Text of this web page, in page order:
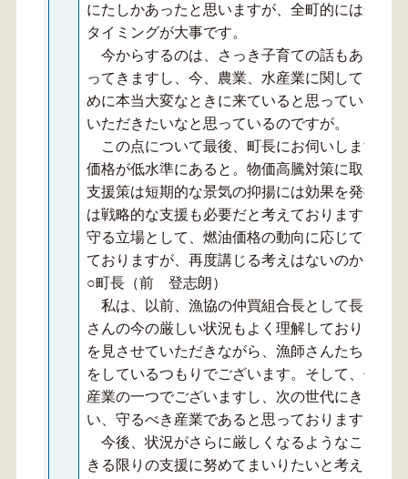
にたしかあったと思いますが、全町的には景気
タイミングが大事です。
今からするのは、さっき子育ての話もありま
ってきますし、今、農業、水産業に関しても、
めに本当大変なときに来ていると思っています
いただきたいなと思っているのですが。
この点について最後、町長にお伺いしますが
価格が低水準にあると。物価高騰対策に取り組
支援策は短期的な景気の抑揚には効果を発揮し
は戦略的な支援も必要だと考えております。本
守る立場として、燃油価格の動向に応じて漁業
ておりますが、再度講じる考えはないのか、町
○町長（前 登志朗）
私は、以前、漁協の仲買組合長として長く勤
さんの今の厳しい状況もよく理解しております
を見させていただきながら、漁師さんたちとの
をしているつもりでございます。そして、何と
産業の一つでございますし、次の世代にきちん
い、守るべき産業であると思っております。
今後、状況がさらに厳しくなるようなことが
きる限りの支援に努めてまいりたいと考えてお